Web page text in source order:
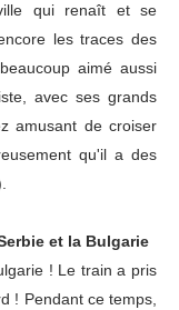
qui renaît et se
les traces des
aimé aussi
avec ses grands
amusant de croiser
qu'il a des
et la Bulgarie
! Le train a pris
! Pendant ce temps,